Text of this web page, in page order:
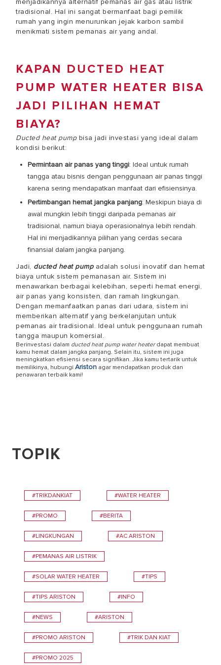
menjadikannya alternatif pemanas air gas atau listrik
tradisional. Hal ini sangat bermanfaat bagi pemilik
rumah yang ingin menurunkan jejak karbon sambil
menikmati sistem pemanas air yang andal.
KAPAN DUCTED HEAT
PUMP WATER HEATER BISA
JADI PILIHAN HEMAT
BIAYA?
Ducted heat pumpbisa jadi investasi yang ideal dalam
kondisi berikut:
Permintaan air panas yang tinggi: Ideal untuk rumah
tangga atau bisnis dengan penggunaan air panas tinggi
karena sering mendapatkan manfaat dari efisiensinya.
Pertimbangan hemat jangka panjang: Meskipun biaya di
awal mungkin lebih tinggi daripada pemanas air
tradisional, namun biaya operasionalnya lebih rendah.
Hal ini menjadikannya pilihan yang cerdas secara
finansial dalam jangka panjang.
Jadi, ducted heat pumpadalah solusi inovatif dan hemat
biaya untuk sistem pemanasan air. Sistem ini
menawarkan berbagai kelebihan, seperti hemat energi,
air panas yang konsisten, dan ramah lingkungan.
Dengan memanfaatkan panas dari udara, sistem ini
memberikan alternatif yang berkelanjutan untuk
pemanas air tradisional. Ideal untuk penggunaan rumah
tangga maupun komersial.
Berinvestasi dalam ducted heat pump water heaterdapat membuat
kamu hemat dalam jangka panjang. Selain itu, sistem ini juga
meningkatkan efisiensi secara signifikan. Jika kamu tertarik untuk
memilikinya, hubungi Ariston agar mendapatkan produk dan
penawaran terbaik kami!
TOPIK
#TRIKDANKIAT #WATER HEATER
#PROMO #BERITA
#LINGKUNGAN #AC ARISTON
#PEMANAS AIR LISTRIK
#SOLAR WATER HEATER #TIPS
#TIPS ARISTON #INFO
#NEWS #ARISTON
#PROMO ARISTON #TRIK DAN KIAT
#PROMO 2025